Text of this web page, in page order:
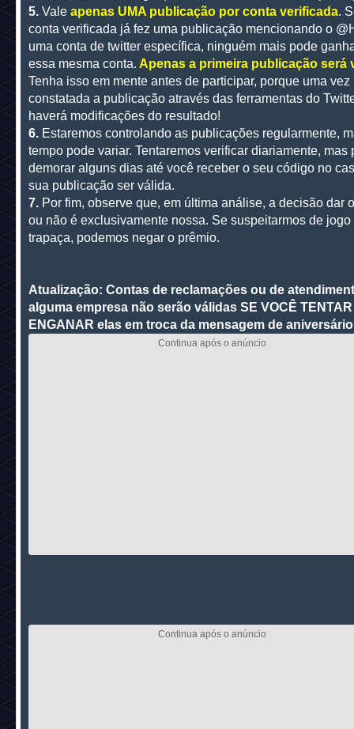
5. Valeapenas UMA publicação por conta verificada.
conta verificada já fez uma publicação mencionando o
uma conta de twitter específica, ninguém mais pode
essa mesma conta. Apenas a primeira publicação será
Tenha isso em mente antes de participar, porque uma vez
constatada a publicação através das ferramentas do
haverá modificações do resultado!
6. Estaremos controlando as publicações regularmente,
tempo pode variar. Tentaremos verificar diariamente, mas
demorar alguns dias até você receber o seu código no
sua publicação ser válida.
7. Por fim, observe que, em última análise, a decisão dar
ou não é exclusivamente nossa. Se suspeitarmos de jogo
trapaça, podemos negar o prêmio.
Atualização: Contas de reclamações ou de
alguma empresa não serão válidas SE VOCÊ TENTAR
ENGANAR elas em troca da mensagem de